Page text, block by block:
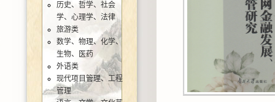
历史、哲学、社会
学、心理学、法律
旅游类
数学、物理、化学、
生物、医药
外语类
现代项目管理、工程
管理